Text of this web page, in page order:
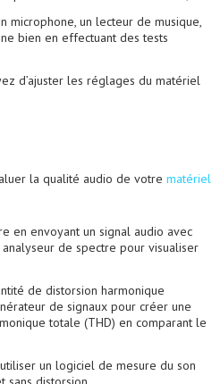
microphone, un lecteur de musique,
bien en effectuant des tests
d’ajuster les réglages du matériel
la qualité audio de votre matériel
en envoyant un signal audio avec
de spectre pour visualiser
de distorsion harmonique
de signaux pour créer une
totale (THD) en comparant le
un logiciel de mesure du son